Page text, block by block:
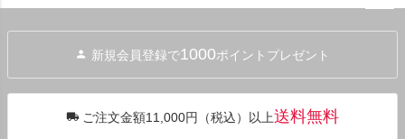
へ
新規会員登録で1000ポイントプレゼント
ご注文金額11,000円（税込）以上送料無料